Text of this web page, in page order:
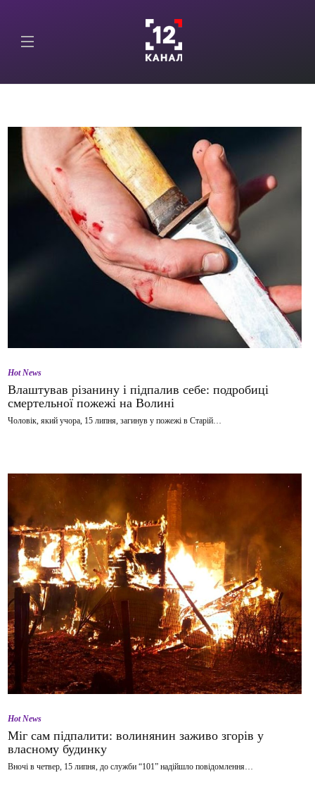
Hot News
Влаштував різанину і підпалив себе: подробиці
смертельної пожежі на Волині
Чоловік, який учора, 15 липня, загинув у пожежі в Старій…
Hot News
Міг сам підпалити: волинянин заживо згорів у
власному будинку
Вночі в четвер, 15 липня, до служби “101” надійшло повідомлення…